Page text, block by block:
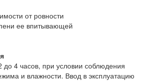
от ровности
ее впитывающей
4 часов, при условии соблюдения
и влажности. Ввод в эксплуатацию